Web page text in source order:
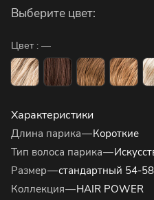
Выберите цвет:
Цвет : —
Характеристики
Длина парика—Короткие
Тип волоса парика—
Размер—стандартный 54-
Коллекция—HAIR POWER